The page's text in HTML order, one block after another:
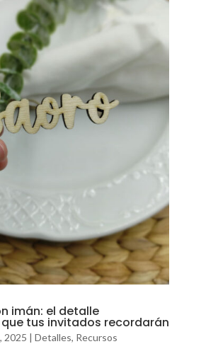
imán: el detalle
tus invitados recordarán
2025 | Detalles, Recursos